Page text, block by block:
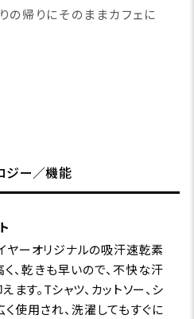
の帰りにそのままカフェに
ジー／機能
ヤーオリジナルの吸汗速乾素
、乾きも早いので、不快な汗
ます。Tシャツ、カットソー、シ
使用され、洗濯してもすぐに